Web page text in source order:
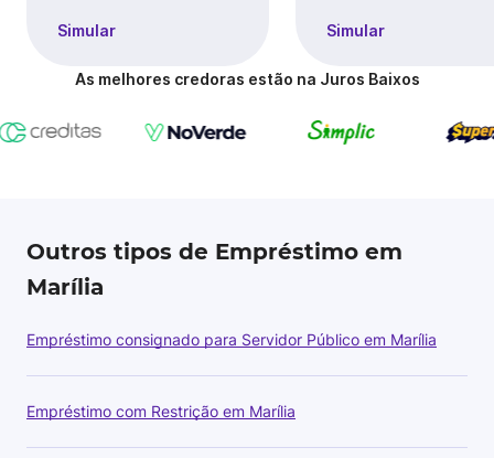
Simular Simular
As melhores credoras estão na Juros Baixos
Outros tipos de Empréstimo em
Marília
Empréstimo consignado para Servidor Público em Marília
Empréstimo com Restrição em Marília